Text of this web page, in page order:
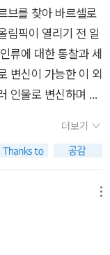
다음 목적지인 켄
위해 또다시 784
로나에서 한 자리에
는 시간이라야 별 것
죽치고 있으면 그
바꿔 그걸 제대로 인
위가 의미하는 것을
? 당연하지! 예, 맞
‘나’는 2차 세계대
모습으로 변신을
금 계좌를 개설한
올 것으로 보이네
셀로라를 배경으로
. 물론 처음으로 접
전작에 비해서 상
전적인 지식 없이도
우선 이번 작품은 설
설로 분류한다면
지구 탐사를 위해서
벌어지는 해프닝을
스토리를 가지고 있
어디 멘도사의 작
브를 찾아 바르셀로
림픽이 열리기 전 일
류에 대한 통찰과 세
변신이 가능한 이 외
인물로 변신하며 지
마주한 구르브는 심
고 전하고 자기의 갈
보고 있는 작가의 시
책은 여러 번 지나치
른 작품들에도 호
더보기